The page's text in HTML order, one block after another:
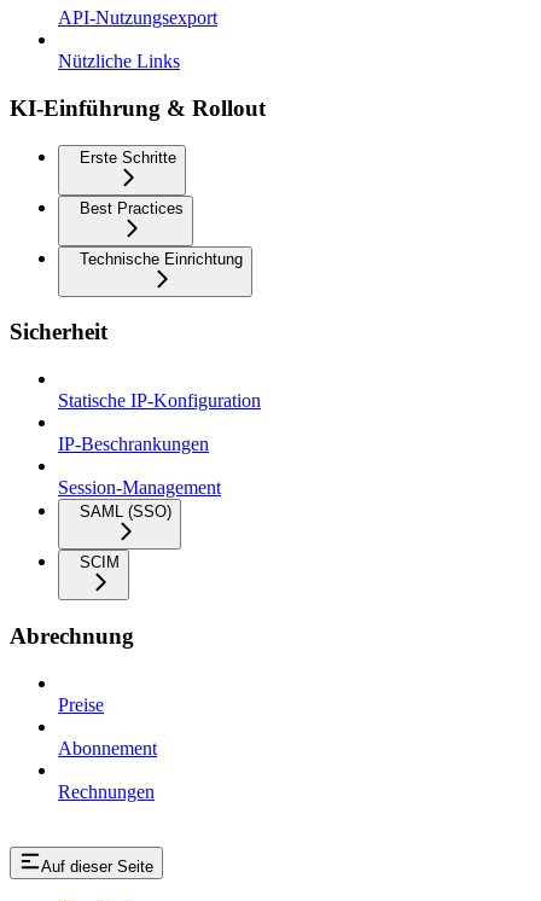
API-Nutzungsexport
Nützliche Links
KI-Einführung & Rollout
Erste Schritte
Best Practices
Technische Einrichtung
Sicherheit
Statische IP-Konfiguration
IP-Beschrankungen
Session-Management
SAML (SSO)
SCIM
Abrechnung
Preise
Abonnement
Rechnungen
Auf dieser Seite